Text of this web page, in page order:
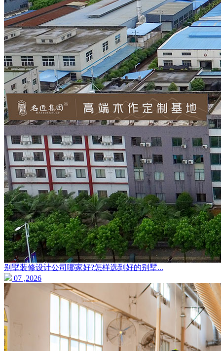
别墅装修设计公司哪家好?怎样选到好的别墅...
07 ,2026